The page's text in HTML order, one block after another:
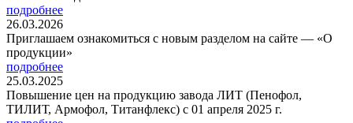
подробнее
26.03.2026
Приглашаем ознакомиться с новым разделом на сайте — «О
продукции»
подробнее
25.03.2025
Повышение цен на продукцию завода ЛИТ (Пенофол,
ТИЛИТ, Армофол, Титанфлекс) с 01 апреля 2025 г.